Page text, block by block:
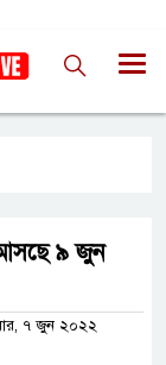
৯ জুন
৭ জুন ২০২২